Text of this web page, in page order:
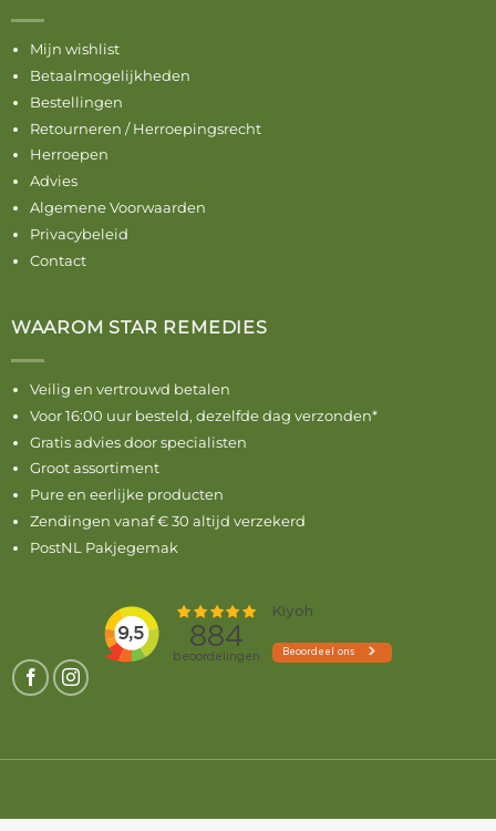
Mijn wishlist
Betaalmogelijkheden
Bestellingen
Retourneren / Herroepingsrecht
Herroepen
Advies
Algemene Voorwaarden
Privacybeleid
Contact
WAAROM STAR REMEDIES
Veilig en vertrouwd betalen
Voor 16:00 uur besteld, dezelfde dag verzonden*
Gratis advies door specialisten
Groot assortiment
Pure en eerlijke producten
Zendingen vanaf € 30 altijd verzekerd
PostNL Pakjegemak